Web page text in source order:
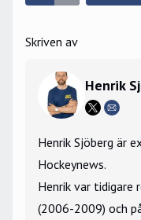
Skriven av
Henrik
Henrik Sjöberg är
Hockeynews.
Henrik var tidigare
(2006-2009) och